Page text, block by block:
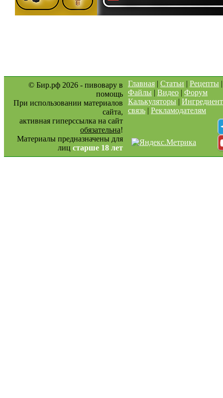
© Бир.рф 2026 - пивовару в
помощь
При использовании материалов
сайта,
активная гиперссылка на сайт
обязательна!
Материалы предназначены для
лиц старше 18 лет
Главная | Статьи | Рецепты
Файлы | Видео | Форум
Калькуляторы |
связь | Рекламодателям